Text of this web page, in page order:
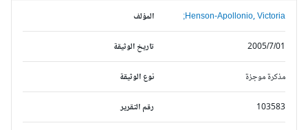
المؤلف Henson-Apollonio, Victoria;
تاريخ الوثيقة 2005/7/01
نوع الوثيقة مذكرة موجزة
رقم التقرير 103583